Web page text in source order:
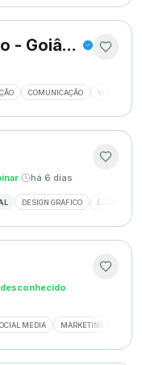
Agente Comercial Externo - Goiânia
COMUNICAÇÃO VISITAS
· há 6 dias
DESIGN GRÁFICO ESTÁGIO
desconhecido·
MEDIA MARKETING DIGITAL